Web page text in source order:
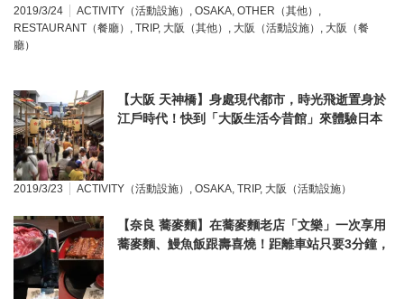
2019/3/24 ACTIVITY（活動設施） , OSAKA, OTHER（其他） ,
RESTAURANT（餐廳） , TRIP, 大阪（其他） , 大阪（活動設施） , 大阪（餐
廳）
【大阪 天神橋】身處現代都市，時光飛逝置身於
江戶時代！快到「大阪生活今昔館」來體驗日本
2019/3/23 ACTIVITY（活動設施） , OSAKA, TRIP, 大阪（活動設施）
【奈良 蕎麥麵】在蕎麥麵老店「文樂」一次享用
蕎麥麵、鰻魚飯跟壽喜燒！距離車站只要3分鐘，